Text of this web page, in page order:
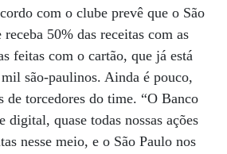
com o clube prevê que o São
50% das receitas com as
feitas com o cartão, que já está
são-paulinos. Ainda é pouco,
de torcedores do time. “O Banco
digital, quase todas nossas ações
nesse meio, e o São Paulo nos